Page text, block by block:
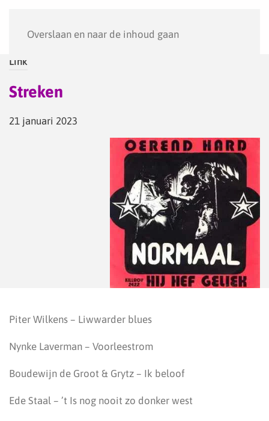
Overslaan en naar de inhoud gaan
Link
Streken
21 januari 2023
Piter Wilkens – Liwwarder blues
Nynke Laverman – Voorleestrom
Boudewijn de Groot & Grytz – Ik beloof
Ede Staal – ’t Is nog nooit zo donker west